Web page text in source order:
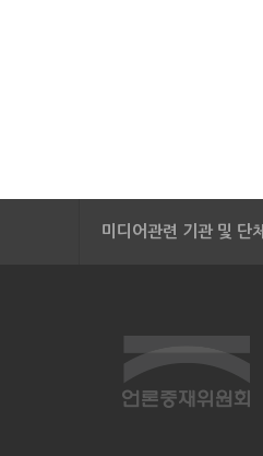
미디어관련 기관 및 단체